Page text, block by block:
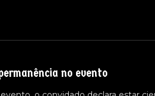
no evento